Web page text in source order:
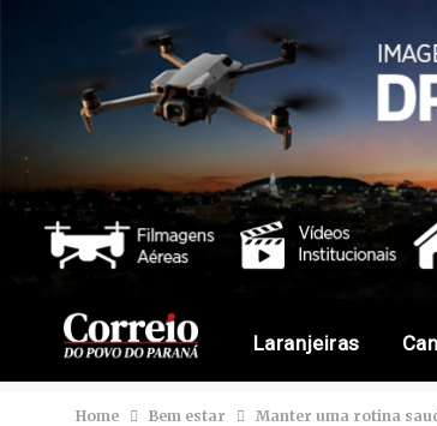
Laranjeiras
Home Bem estar Manter uma rotina